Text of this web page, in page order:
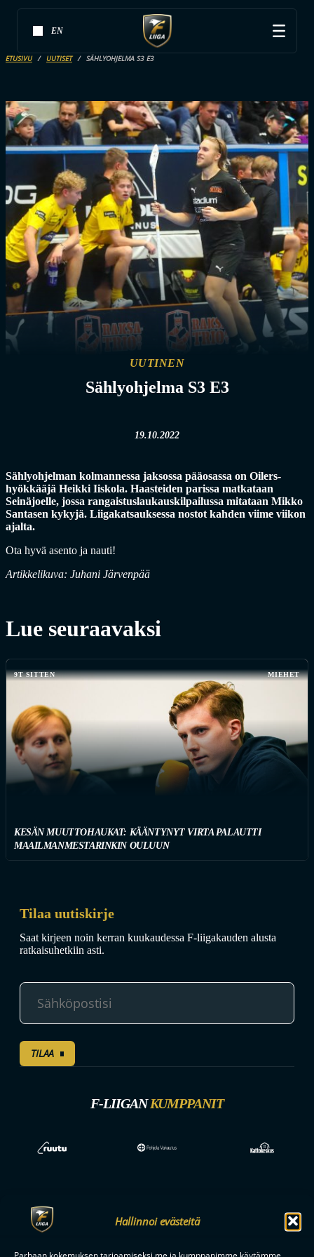
Hallinnoi evästeitä
Parhaan kokemuksen tarjoamiseksi me ja kumppanimme käytämme
EN
ETUSIVU UUTISET SÄHLYOHJELMA S3 E3
UUTINEN
Sählyohjelma S3 E3
19.10.2022
Sählyohjelman kolmannessa jaksossa pääosassa on Oilers-
hyökkääjä Heikki Iiskola. Haasteiden parissa matkataan
Seinäjoelle, jossa rangaistuslaukauskilpailussa mitataan Mikko
Santasen kykyjä. Liigakatsauksessa nostot kahden viime viikon
ajalta.
Ota hyvä asento ja nauti!
Artikkelikuva: Juhani Järvenpää
Lue seuraavaksi
9T SITTEN MIEHET
KESÄN MUUTTOHAUKAT: KÄÄNTYNYT VIRTA PALAUTTI
MAAILMANMESTARINKIN OULUUN
Tilaa uutiskirje
Saat kirjeen noin kerran kuukaudessa F-liigakauden alusta
ratkaisuhetkiin asti.
TILAA
F-LIIGANKUMPPANIT